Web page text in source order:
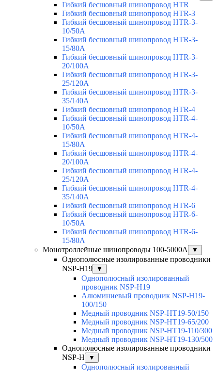
Гибкий бесшовный шинопровод HTR
Гибкий бесшовный шинопровод HTR-3
Гибкий бесшовный шинопровод HTR-3-
10/50A
Гибкий бесшовный шинопровод HTR-3-
15/80A
Гибкий бесшовный шинопровод HTR-3-
20/100A
Гибкий бесшовный шинопровод HTR-3-
25/120A
Гибкий бесшовный шинопровод HTR-3-
35/140A
Гибкий бесшовный шинопровод HTR-4
Гибкий бесшовный шинопровод HTR-4-
10/50A
Гибкий бесшовный шинопровод HTR-4-
15/80A
Гибкий бесшовный шинопровод HTR-4-
20/100A
Гибкий бесшовный шинопровод HTR-4-
25/120A
Гибкий бесшовный шинопровод HTR-4-
35/140A
Гибкий бесшовный шинопровод HTR-6
Гибкий бесшовный шинопровод HTR-6-
10/50A
Гибкий бесшовный шинопровод HTR-6-
15/80A
Монотроллейные шинопроводы 100-5000А
▼
Однополюсные изолированные проводники
NSP-H19
▼
Однополюсный изолированный
проводник NSP-H19
Алюминиевый проводник NSP-H19-
100/150
Медный проводник NSP-HT19-50/150
Медный проводник NSP-HT19-65/200
Медный проводник NSP-HT19-110/300
Медный проводник NSP-HT19-130/500
Однополюсные изолированные проводники
NSP-H
▼
Однополюсный изолированный